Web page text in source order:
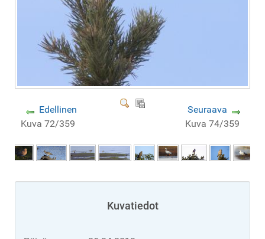
Edellinen
Kuva 72/359
Seuraava
Kuva 74/359
Kuvatiedot